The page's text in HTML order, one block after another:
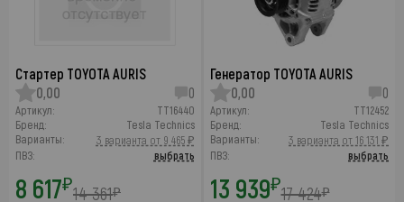
Стартер TOYOTA AURIS
0,00
0
Артикул:
TT16440
Бренд:
Tesla Technics
Варианты:
3 варианта от 9 465 ₽
ПВЗ:
выбрать
8 617₽14 361₽
Генератор TOYOTA AURIS
0,00
0
Артикул:
TT12452
Бренд:
Tesla Technics
Варианты:
3 варианта от 16 131 ₽
ПВЗ:
выбрать
13 939₽17 424₽